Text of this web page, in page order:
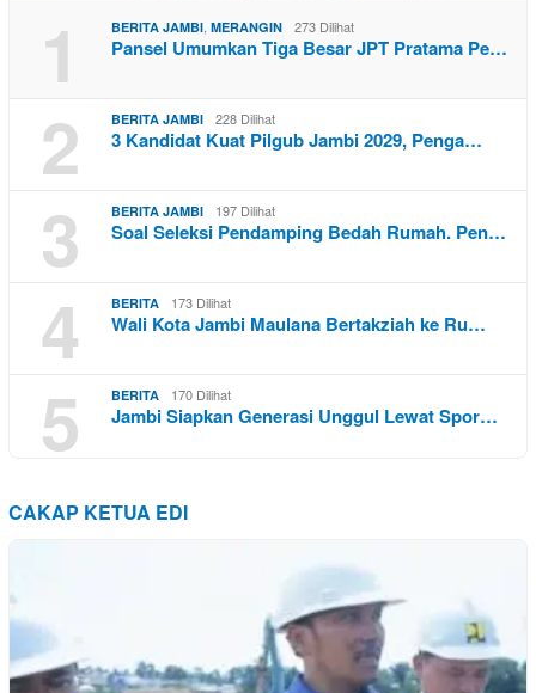
1 BERITA JAMBI, MERANGIN 273 Dilihat
Pansel Umumkan Tiga Besar JPT Pratama Pe…
2 BERITA JAMBI 228 Dilihat
3 Kandidat Kuat Pilgub Jambi 2029, Penga…
3 BERITA JAMBI 197 Dilihat
Soal Seleksi Pendamping Bedah Rumah. Pen…
4 BERITA 173 Dilihat
Wali Kota Jambi Maulana Bertakziah ke Ru…
5 BERITA 170 Dilihat
Jambi Siapkan Generasi Unggul Lewat Spor…
CAKAP KETUA EDI